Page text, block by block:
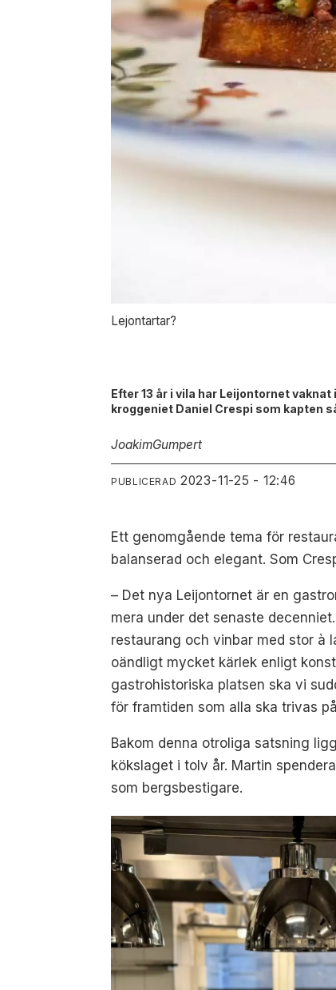
Lejontartar?
Efter 13 år i vila har Leijontornet
kroggeniet Daniel Crespi som kapten
JoakimGumpert
PUBLICERAD 2023-11-25 - 12:46
Ett genomgående tema för
balanserad och elegant. Som
– Det nya Leijontornet är en
mera under det senaste
restaurang och vinbar med stor à
oändligt mycket kärlek enligt
gastrohistoriska platsen ska vi
för framtiden som alla ska trivas
Bakom denna otroliga satsning
kökslaget i tolv år. Martin
som bergsbestigare.